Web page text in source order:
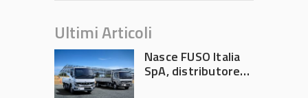
Ultimi Articoli
Nasce FUSO Italia
SpA, distributore